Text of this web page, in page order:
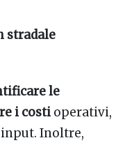
stradale
le
i costi operativi,
Inoltre,